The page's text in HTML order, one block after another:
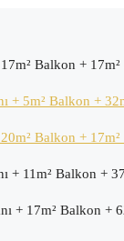
Balkon + 17m²
+ 5m² Balkon +
Balkon + 17m²
+ 11m² Balkon +
+ 17m² Balkon +